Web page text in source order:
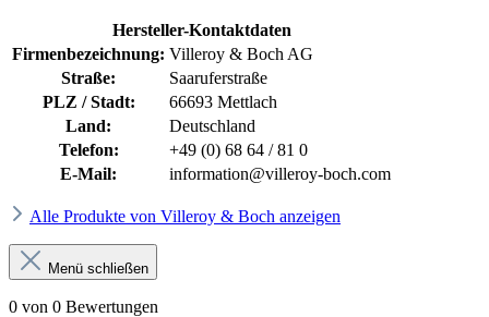
Hersteller-Kontaktdaten
Firmenbezeichnung: Villeroy & Boch AG
Straße:
Saaruferstraße
PLZ / Stadt:
66693 Mettlach
Land:
Deutschland
Telefon:
+49 (0) 68 64 / 81 0
E-Mail:
information@villeroy-boch.com
Alle Produkte von Villeroy & Boch anzeigen
Menü schließen
0 von 0 Bewertungen